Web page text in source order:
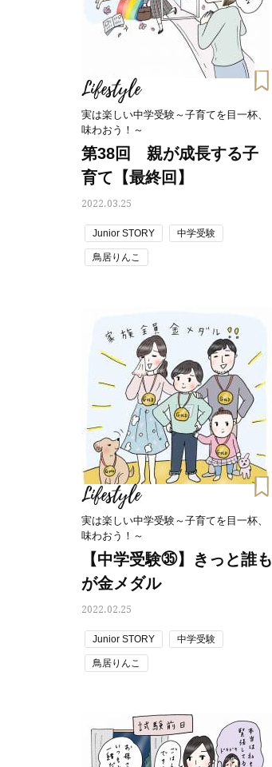
Lifestyle
実は楽しい中学受験～子育てを目一杯、
味わおう！～
第38回 親が成長する子
育て【最終回】
2022.03.25
Junior STORY 中学受験
鳥居りんこ
Lifestyle
実は楽しい中学受験～子育てを目一杯、
味わおう！～
【中学受験㉟】きっと誰も
が金メダル
2022.02.25
Junior STORY 中学受験
鳥居りんこ